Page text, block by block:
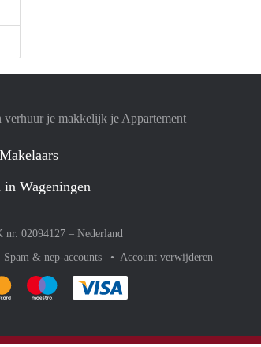
je makkelijk je Appartement
in Wageningen
nr. 02094127 – Nederland
Spam & nep-accounts Account verwijderen
gemakkelijk af met Paypal
Je rekent gemakkelijk af met Mastercard
Je rekent gemakkelijk af met Meastro